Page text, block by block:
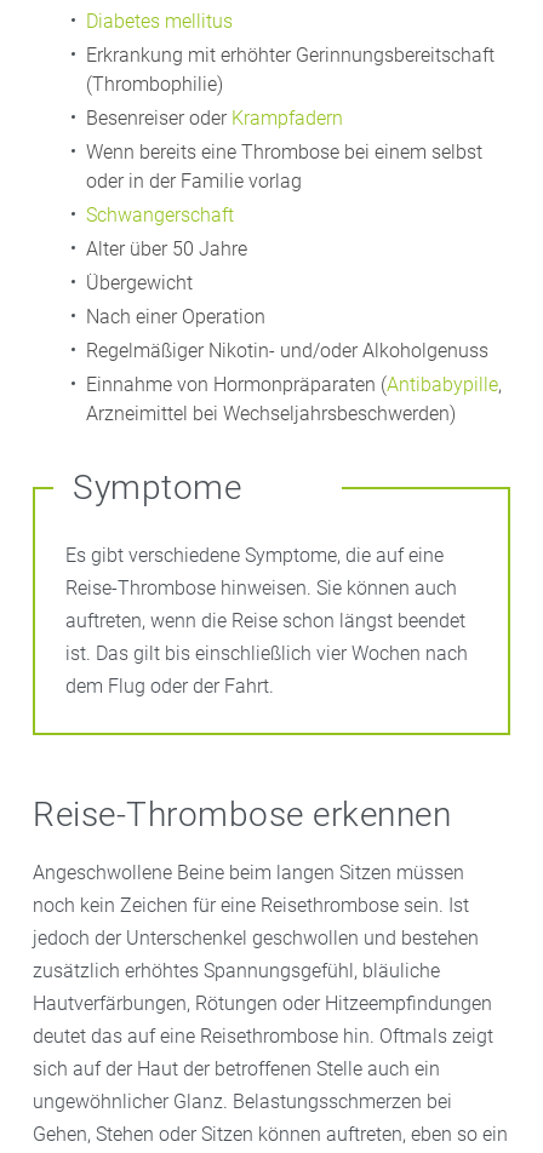
Diabetes mellitus
Erkrankung mit erhöhter Gerinnungsbereitschaft
(Thrombophilie)
Besenreiser oder Krampfadern
Wenn bereits eine Thrombose bei einem selbst
oder in der Familie vorlag
Schwangerschaft
Alter über 50 Jahre
Übergewicht
Nach einer Operation
Regelmäßiger Nikotin- und/oder Alkoholgenuss
Einnahme von Hormonpräparaten (Antibabypille,
Arzneimittel bei Wechseljahrsbeschwerden)
Symptome
Es gibt verschiedene Symptome, die auf eine
Reise-Thrombose hinweisen. Sie können auch
auftreten, wenn die Reise schon längst beendet
ist. Das gilt bis einschließlich vier Wochen nach
dem Flug oder der Fahrt.
Reise-Thrombose erkennen
Angeschwollene Beine beim langen Sitzen müssen
noch kein Zeichen für eine Reisethrombose sein. Ist
jedoch der Unterschenkel geschwollen und bestehen
zusätzlich erhöhtes Spannungsgefühl, bläuliche
Hautverfärbungen, Rötungen oder Hitzeempfindungen
deutet das auf eine Reisethrombose hin. Oftmals zeigt
sich auf der Haut der betroffenen Stelle auch ein
ungewöhnlicher Glanz. Belastungsschmerzen bei
Gehen, Stehen oder Sitzen können auftreten, eben so ein